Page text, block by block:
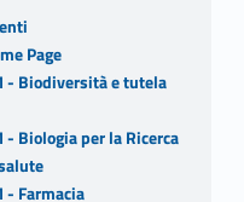
Page
- Biodiversità e tutela
Biologia per la Ricerca
- Farmacia